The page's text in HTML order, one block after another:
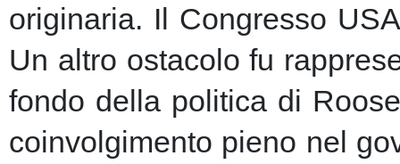
originaria. Il Congresso
Un altro ostacolo fu
fondo della politica di
coinvolgimento pieno nel